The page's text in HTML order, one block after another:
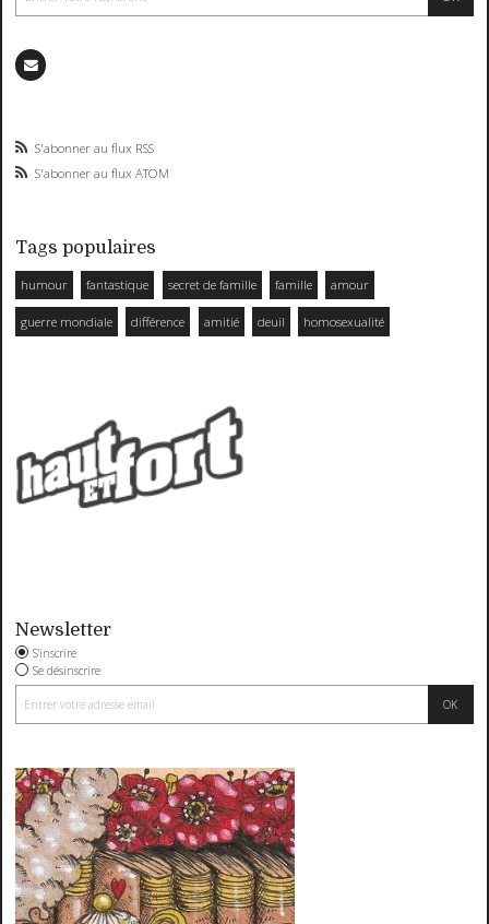
S'abonner au flux RSS
S'abonner au flux ATOM
Tags populaires
humour fantastique secret de famille famille amour
guerre mondiale différence amitié deuil homosexualité
Newsletter
S'inscrire
Se désinscrire